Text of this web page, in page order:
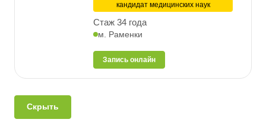
кандидат медицинских наук
Стаж 34 года
м. Раменки
Запись онлайн
Скрыть